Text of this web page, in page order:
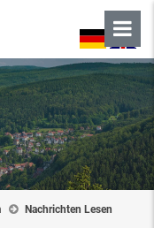
Nachrichten Lesen